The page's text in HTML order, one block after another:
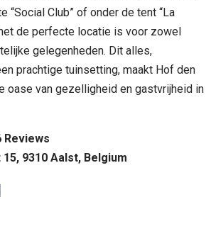
“Social Club” of onder de tent “La
de perfecte locatie is voor zowel
gelegenheden. Dit alles,
prachtige tuinsetting, maakt Hof den
oase van gezelligheid en gastvrijheid in
Reviews
9310 Aalst, Belgium